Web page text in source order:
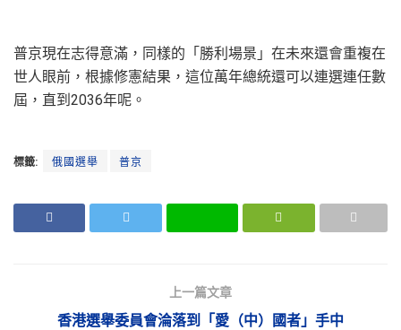
普京現在志得意滿，同樣的「勝利場景」在未來還會重複在
世人眼前，根據修憲結果，這位萬年總統還可以連選連任數
屆，直到2036年呢。
標籤: 俄國選舉 普京
上一篇文章
香港選舉委員會淪落到「愛（中）國者」手中